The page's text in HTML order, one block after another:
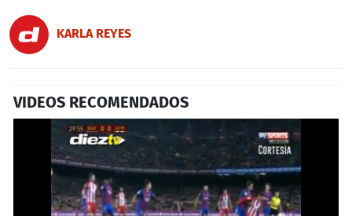
KARLA REYES
VIDEOS RECOMENDADOS